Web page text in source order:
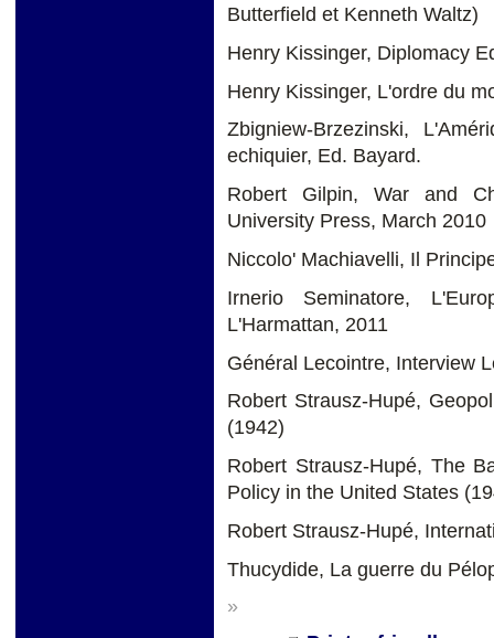
Butterfield et Kenneth Waltz)
Henry Kissinger, Diplomacy
Henry Kissinger, L'ordre du
Zbigniew-Brzezinski,
echiquier, Ed. Bayard.
Robert Gilpin, War and
University Press, March 2010
Niccolo' Machiavelli, Il
Irnerio Seminatore,
L'Harmattan, 2011
Général Lecointre, Interview
Robert Strausz-Hupé,
(1942)
Robert Strausz-Hupé, The
Policy in the United States
Robert Strausz-Hupé,
Thucydide, La guerre du
»